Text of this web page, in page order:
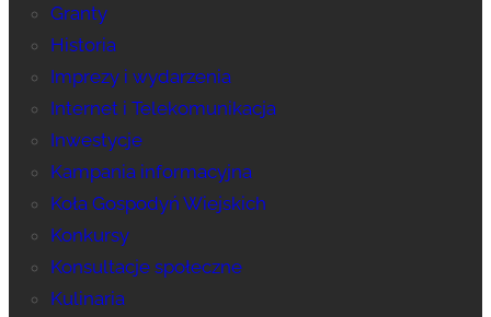
Granty
Historia
Imprezy i wydarzenia
Internet i Telekomunikacja
Inwestycje
Kampania informacyjna
Koła Gospodyń Wiejskich
Konkursy
Konsultacje społeczne
Kulinaria